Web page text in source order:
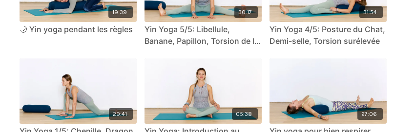
19:39
🌙 Yin yoga pendant les règles
30:17
Yin Yoga 5/5: Libellule,
Banane, Papillon, Torsion de la
31:54
Yin Yoga 4/5: Posture du Chat,
Demi-selle, Torsion surélevée
29:41 05:38 27:06